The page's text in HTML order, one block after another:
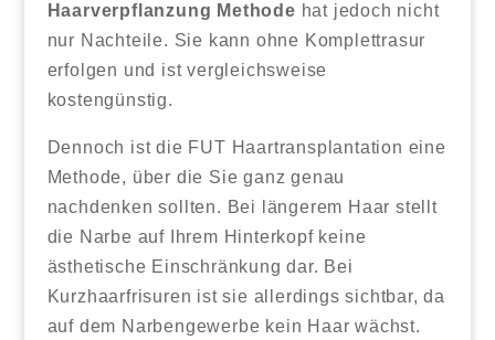
Haarverpflanzung Methode hat jedoch nicht
nur Nachteile. Sie kann ohne Komplettrasur
erfolgen und ist vergleichsweise
kostengünstig.
Dennoch ist die FUT Haartransplantation eine
Methode, über die Sie ganz genau
nachdenken sollten. Bei längerem Haar stellt
die Narbe auf Ihrem Hinterkopf keine
ästhetische Einschränkung dar. Bei
Kurzhaarfrisuren ist sie allerdings sichtbar, da
auf dem Narbengewerbe kein Haar wächst.